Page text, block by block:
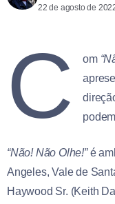
22 de agosto de
C om
“Não! Não Olhe!”é
Angeles, Vale de
Haywood Sr. (Keith